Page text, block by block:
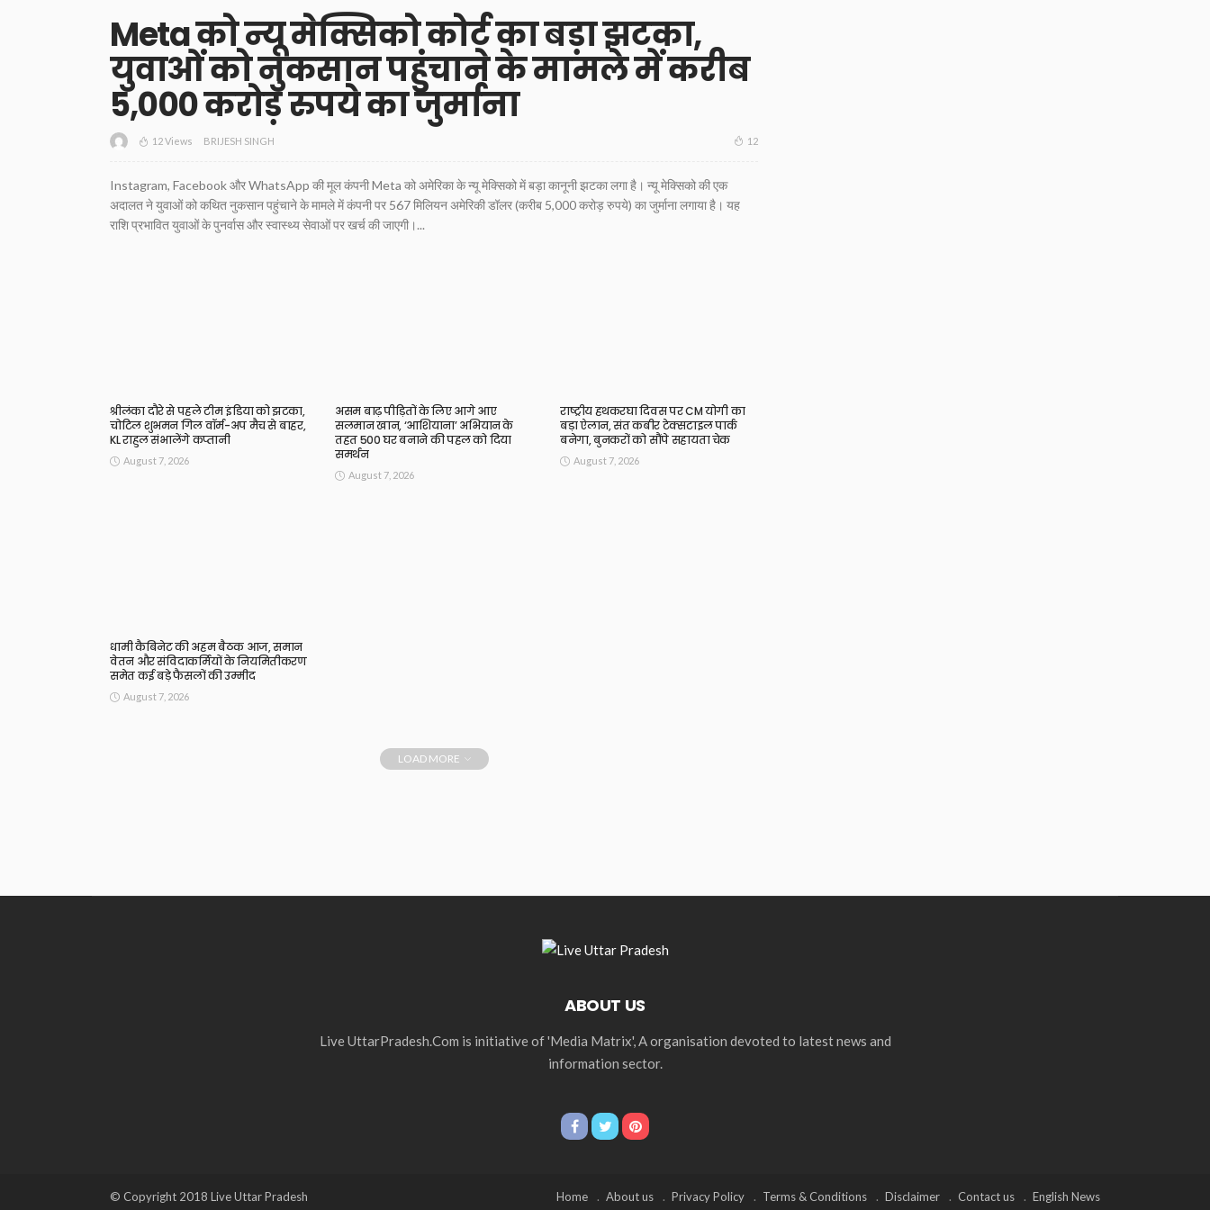
Meta को न्यू मेक्सिको कोर्ट का बड़ा झटका,
युवाओं को नुकसान पहुंचाने के मामले में करीब
5,000 करोड़ रुपये का जुर्माना
12 Views BRIJESH SINGH 12
Instagram, Facebook और WhatsApp की मूल कंपनी Meta को अमेरिका के न्यू मेक्सिको में बड़ा कानूनी झटका लगा है। न्यू मेक्सिको की एक
अदालत ने युवाओं को कथित नुकसान पहुंचाने के मामले में कंपनी पर 567 मिलियन अमेरिकी डॉलर (करीब 5,000 करोड़ रुपये) का जुर्माना लगाया है। यह
राशि प्रभावित युवाओं के पुनर्वास और स्वास्थ्य सेवाओं पर खर्च की जाएगी।...
श्रीलंका दौरे से पहले टीम इंडिया को झटका,
चोटिल शुभमन गिल वॉर्म-अप मैच से बाहर,
KL राहुल संभालेंगे कप्तानी
August 7, 2026
असम बाढ़ पीड़ितों के लिए आगे आए
सलमान खान, ‘आशियाना’ अभियान के
तहत 500 घर बनाने की पहल को दिया
समर्थन
August 7, 2026
राष्ट्रीय हथकरघा दिवस पर CM योगी का
बड़ा ऐलान, संत कबीर टेक्सटाइल पार्क
बनेगा, बुनकरों को सौंपे सहायता चेक
August 7, 2026
धामी कैबिनेट की अहम बैठक आज, समान
वेतन और संविदाकर्मियों के नियमितीकरण
समेत कई बड़े फैसलों की उम्मीद
August 7, 2026
LOAD MORE
ABOUT US
Live UttarPradesh.Com is initiative of 'Media Matrix', A organisation devoted to latest news and
information sector.
© Copyright 2018 Live Uttar Pradesh Home About us Privacy Policy Terms & Conditions Disclaimer Contact us English News